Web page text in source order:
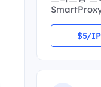
$5/IP